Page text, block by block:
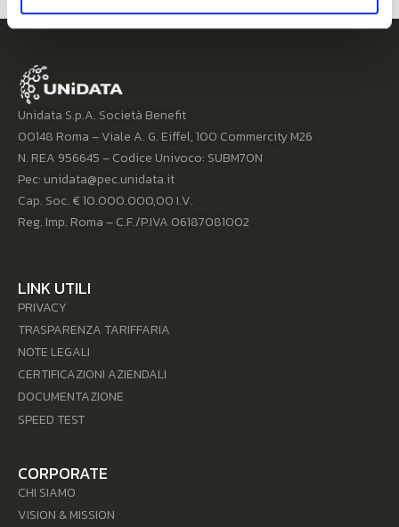
Unidata S.p.A. Società Benefit
00148 Roma – Viale A. G. Eiffel, 100 Commercity M26
N. REA 956645 – Codice Univoco: SUBM70N
Pec: unidata@pec.unidata.it
Cap. Soc. € 10.000.000,00 I.V.
Reg. Imp. Roma – C.F./P.IVA 06187081002
LINK UTILI
PRIVACY
TRASPARENZA TARIFFARIA
NOTE LEGALI
CERTIFICAZIONI AZIENDALI
DOCUMENTAZIONE
SPEED TEST
CORPORATE
CHI SIAMO
VISION & MISSION